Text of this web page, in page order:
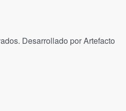
Desarrollado por Artefacto